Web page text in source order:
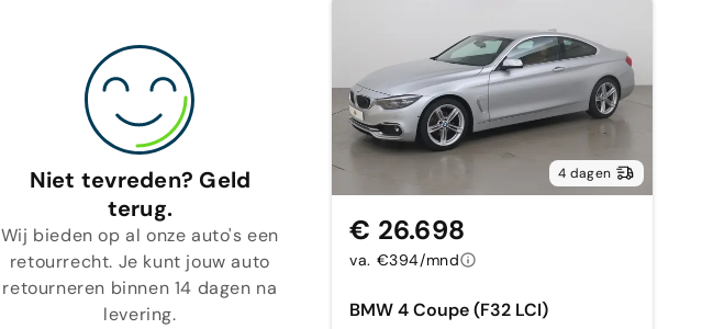
Niet tevreden? Geld
terug.
Wij bieden op al onze auto's een
retourrecht. Je kunt jouw auto
retourneren binnen 14 dagen na
levering.
4 dagen
BMW 4 Coupe (F32 LCI)
€ 26.698
va. €394/mnd